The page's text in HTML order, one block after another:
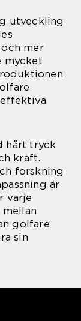
utveckling
mer
mycket
hårt tryck
kraft.
forskning
är
varje
golfare
sin